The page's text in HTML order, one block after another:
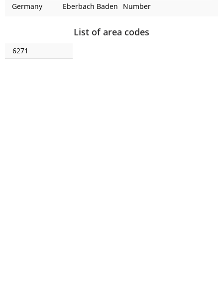
Germany Eberbach Baden Number
List of area codes
6271